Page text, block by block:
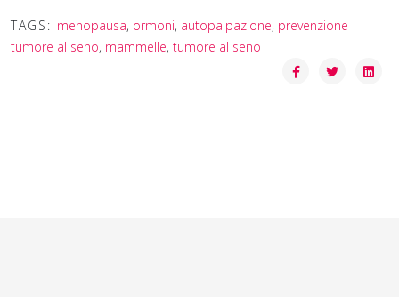
TAGS: menopausa, ormoni, autopalpazione, prevenzione
tumore al seno, mammelle, tumore al seno